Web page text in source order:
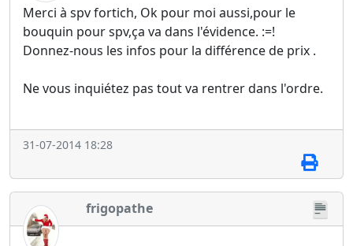
Merci à spv fortich, Ok pour moi aussi,pour le
bouquin pour spv,ça va dans l'évidence. :=!
Donnez-nous les infos pour la différence de prix .
Ne vous inquiétez pas tout va rentrer dans l'ordre.
31-07-2014 18:28
frigopathe